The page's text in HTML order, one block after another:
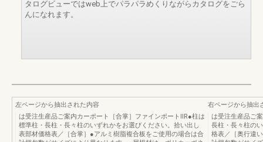
タログビューではweb上でパラパラめくりながらカタログをごら
んになれます。
左ページから抽出された内容
は受注生産品ご案内カーポート［合掌］ファインポートⅡR●柱は
標準柱・長柱・長々柱のいずれかをお選びください。拾い出し
表部材価格表／［合掌］●アルミ樹脂複合板をご使用の場合は合
右ページから抽出
は受注生産品ご
長柱・長々柱の
格表／［奥行違